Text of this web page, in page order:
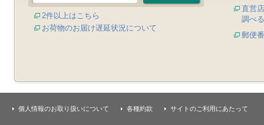
2件以上はこちら
お荷物のお届け遅延状況について
直営
調べる
郵便
個人情報のお取り扱いについて 各種約款 サイトのご利用にあたって